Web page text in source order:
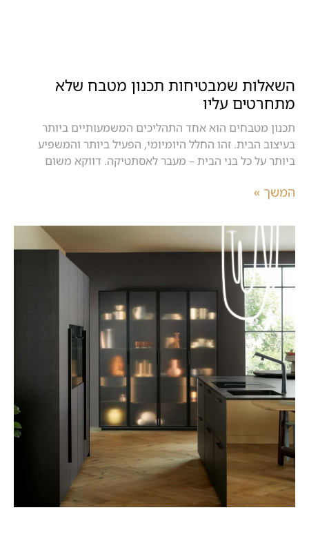
השאלות שמבטיחות תכנון מטבח שלא
מתחרטים עליו
תכנון מטבחים הוא אחד התהליכים המשמעותיים ביותר
בעיצוב הבית. זהו החלל היומיומי, הפעיל ביותר והמשפיע
ביותר על כל בני הבית – מעבר לאסתטיקה. דווקא משום
המשך »